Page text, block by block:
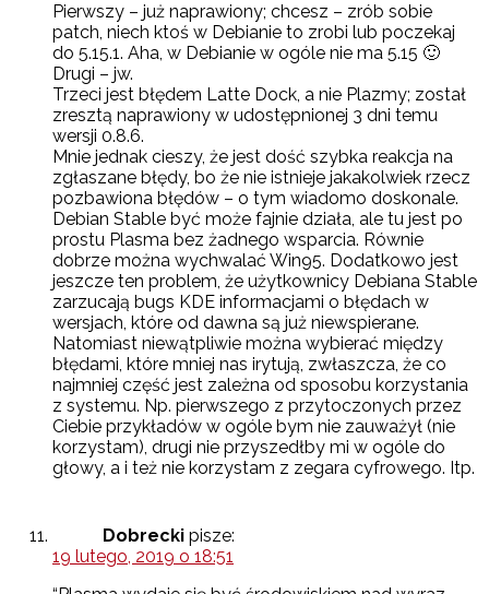
Pierwszy – już naprawiony; chcesz – zrób sobie
patch, niech ktoś w Debianie to zrobi lub poczekaj
do 5.15.1. Aha, w Debianie w ogóle nie ma 5.15 🙂
Drugi – jw.
Trzeci jest błędem Latte Dock, a nie Plazmy; został
zresztą naprawiony w udostępnionej 3 dni temu
wersji 0.8.6.
Mnie jednak cieszy, że jest dość szybka reakcja na
zgłaszane błędy, bo że nie istnieje jakakolwiek rzecz
pozbawiona błędów – o tym wiadomo doskonale.
Debian Stable być może fajnie działa, ale tu jest po
prostu Plasma bez żadnego wsparcia. Równie
dobrze można wychwalać Win95. Dodatkowo jest
jeszcze ten problem, że użytkownicy Debiana Stable
zarzucają bugs KDE informacjami o błędach w
wersjach, które od dawna są już niewspierane.
Natomiast niewątpliwie można wybierać między
błędami, które mniej nas irytują, zwłaszcza, że co
najmniej część jest zależna od sposobu korzystania
z systemu. Np. pierwszego z przytoczonych przez
Ciebie przykładów w ogóle bym nie zauważył (nie
korzystam), drugi nie przyszedłby mi w ogóle do
głowy, a i też nie korzystam z zegara cyfrowego. Itp.
Dobrecki pisze:
19 lutego, 2019 o 18:51